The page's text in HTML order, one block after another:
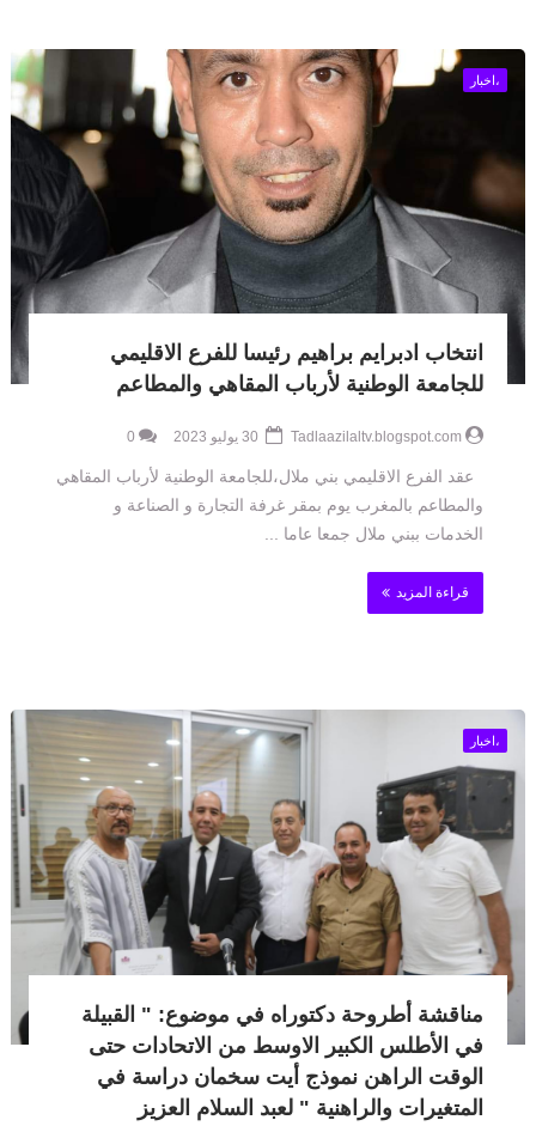
،اخبار
انتخاب ادبرايم براهيم رئيسا للفرع الاقليمي
للجامعة الوطنية لأرباب المقاهي والمطاعم
Tadlaazilaltv.blogspot.com
0
عقد الفرع الاقليمي بني ملال،للجامعة الوطنية لأرباب المقاهي
والمطاعم بالمغرب يوم بمقر غرفة التجارة و الصناعة و
الخدمات ببني ملال جمعا عاما ...
قراءة المزيد
،اخبار
مناقشة أطروحة دكتوراه في موضوع: " القبيلة
في الأطلس الكبير الاوسط من الاتحادات حتى
الوقت الراهن نموذج أيت سخمان دراسة في
المتغيرات والراهنية " لعبد السلام العزيز